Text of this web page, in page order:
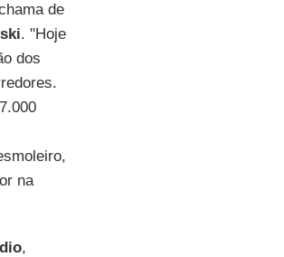
de
. "Hoje
dos
na
,